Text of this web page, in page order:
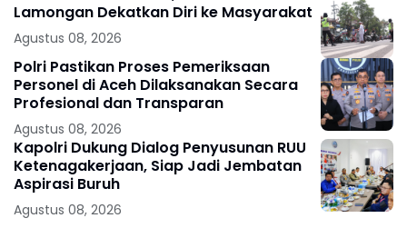
Lamongan Dekatkan Diri ke Masyarakat
Agustus 08, 2026
Polri Pastikan Proses Pemeriksaan
Personel di Aceh Dilaksanakan Secara
Profesional dan Transparan
Agustus 08, 2026
Kapolri Dukung Dialog Penyusunan RUU
Ketenagakerjaan, Siap Jadi Jembatan
Aspirasi Buruh
Agustus 08, 2026